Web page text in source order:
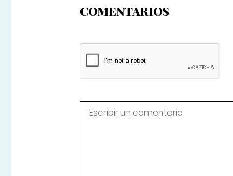
COMENTARIOS